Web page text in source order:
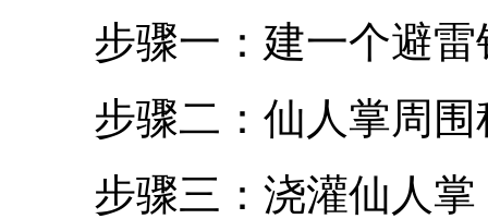
步骤一：建一个避雷
步骤二：仙人掌周围
步骤三：浇灌仙人掌